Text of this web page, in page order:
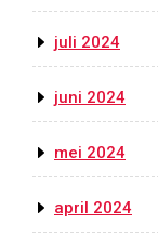
juli 2024
juni 2024
mei 2024
april 2024